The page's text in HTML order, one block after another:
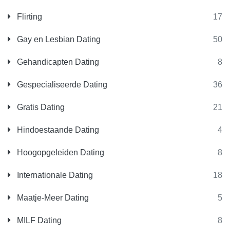
Flirting 17
Gay en Lesbian Dating 50
Gehandicapten Dating 8
Gespecialiseerde Dating 36
Gratis Dating 21
Hindoestaande Dating 4
Hoogopgeleiden Dating 8
Internationale Dating 18
Maatje-Meer Dating 5
MILF Dating 8